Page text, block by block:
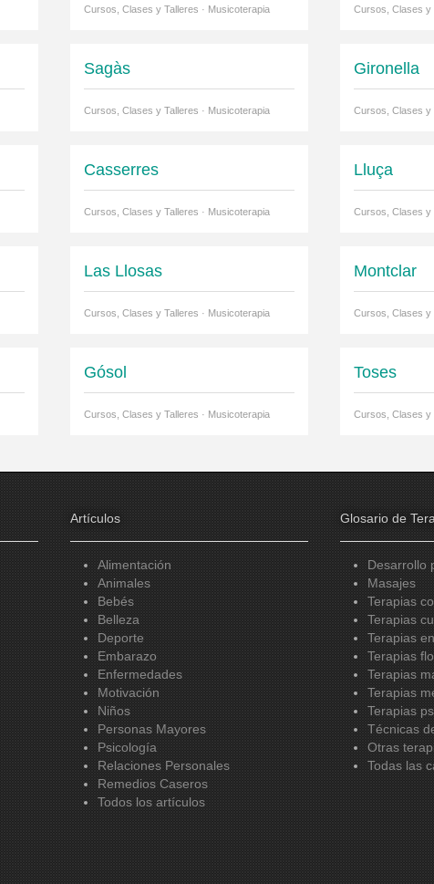
Cursos, Clases y Talleres · Musicoterapia Cursos, Clases y
Sagàs
Cursos, Clases y Talleres · Musicoterapia
Gironella
Cursos, Clases y
Casserres
Cursos, Clases y Talleres · Musicoterapia
Lluça
Cursos, Clases y
Las Llosas
Cursos, Clases y Talleres · Musicoterapia
Montclar
Cursos, Clases y
Gósol
Cursos, Clases y Talleres · Musicoterapia
Toses
Cursos, Clases y
Artículos
Alimentación
Animales
Bebés
Belleza
Deporte
Embarazo
Enfermedades
Motivación
Niños
Personas Mayores
Psicología
Relaciones Personales
Remedios Caseros
Todos los artículos
Glosario de
Desarrollo
Masajes
Terapias
Terapias
Terapias
Terapias
Terapias
Terapias
Terapias
Técnicas
Otras
Todas las